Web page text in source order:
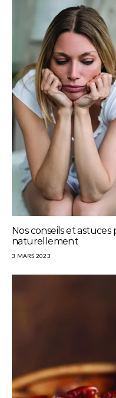
Nos conseils et
naturellement
3 MARS 2023